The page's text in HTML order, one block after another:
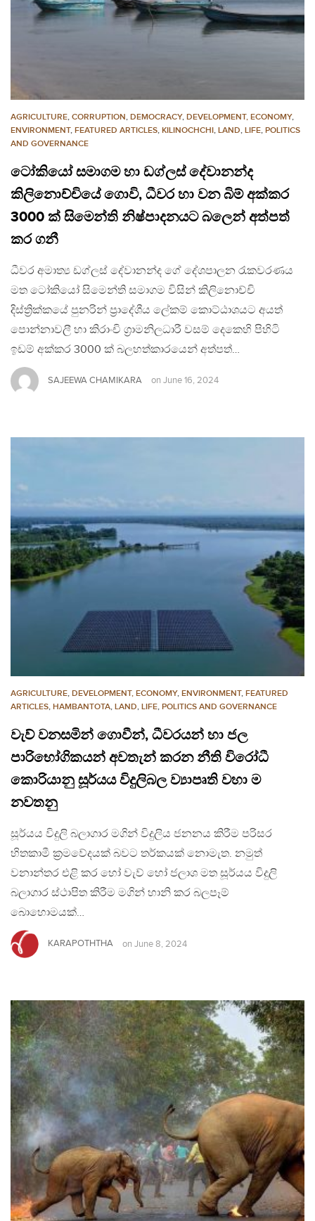
AGRICULTURE, CORRUPTION, DEMOCRACY, DEVELOPMENT, ECONOMY,
ENVIRONMENT, FEATURED ARTICLES, KILINOCHCHI, LAND, LIFE, POLITICS
AND GOVERNANCE
ටෝකියෝ සමාගම හා ඩග්ලස් දේවානන්ද
කිලිනොච්චියේ ගොවි, ධීවර හා වන බිම් අක්කර
3000 ක් සිමෙන්ති නිෂ්පාදනයට බලෙන් අත්පත්
කර ගනී
ධීවර අමාත්‍ය ඩග්ලස් දේවානන්ද ගේ දේශපාලන රැකවරණය
මත ටෝකියෝ සිමෙන්ති සමාගම විසින් කිලිනොච්චි
දිස්ත්‍රික්කයේ පුනරින් ප්‍රාදේශීය ලේකම් කොට්ඨාශයට අයත්
පොන්නාවලී හා කිරාංචි ග්‍රාමනිලධාරී වසම් දෙකෙහි පිහිටි
ඉඩම් අක්කර 3000 ක් බලහත්කාරයෙන් අත්පත්…
SAJEEWA CHAMIKARA on June 16, 2024
AGRICULTURE, DEVELOPMENT, ECONOMY, ENVIRONMENT, FEATURED
ARTICLES, HAMBANTOTA, LAND, LIFE, POLITICS AND GOVERNANCE
වැව් වනසමින් ගොවීන්, ධීවරයන් හා ජල
පාරිභෝගිකයන් අවතැන් කරන නීති විරෝධී
කොරියානු සූර්යය විදුලිබල ව්‍යාපෘති වහා ම
නවතනු
සූර්යය විදුලි බලාගාර මගින් විදුලිය ජනනය කිරීම පරිසර
හිතකාමී ක්‍රමවේදයක් බවට තර්කයක් නොමැත. නමුත්
වනාන්තර එළි කර හෝ වැව් හෝ ජලාශ මත සූර්යය විදුලි
බලාගාර ස්ථාපිත කිරීම මගින් හානි කර බලපෑම්
බොහොමයක්…
KARAPOTHTHA on June 8, 2024